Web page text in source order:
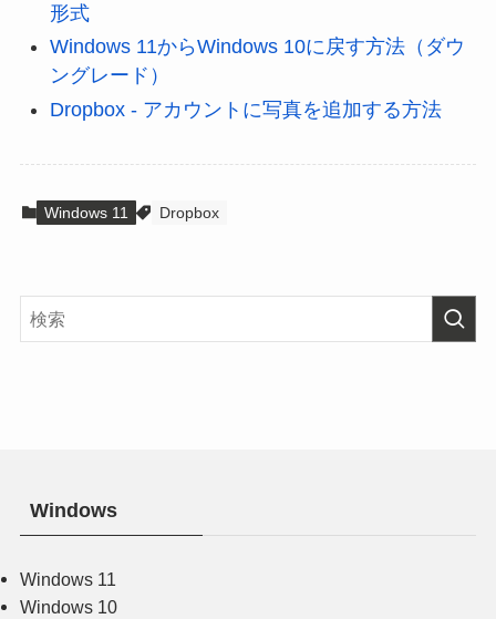
形式
Windows 11からWindows 10に戻す方法（ダウ
ングレード）
Dropbox - アカウントに写真を追加する方法
Windows 11 Dropbox
Windows
Windows 11
Windows 10